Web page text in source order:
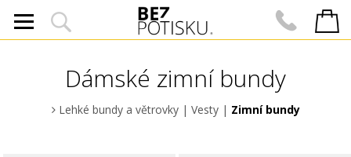
Dámské zimní bundy
Lehké bundy a větrovky| Vesty| Zimní bundy